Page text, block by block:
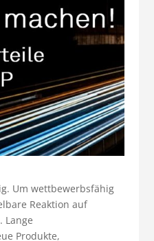
Um wettbewerbsfähig
Reaktion auf
Lange
Produkte,